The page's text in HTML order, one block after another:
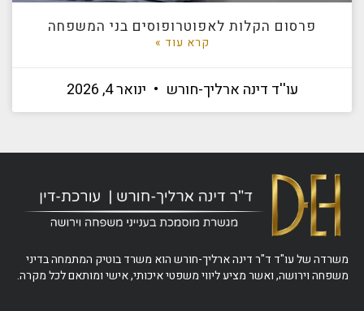
פרסום הקלות לאפוטרופוסים בני המשפחה
קרא עוד »
עו''ד דינה ארליך-חורש ינואר 4, 2026
משרדה של עו"ד ד"ר דינה ארליך-חורש הוא משרד בוטיק המתמחה בדיני
משפחה וירושה, ואשר מציע ליווי משפטי איכותי, אישי ומותאם לכל מקרה.